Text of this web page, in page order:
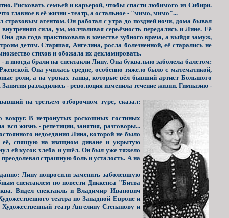
Рисковать семьей и карьерой, чтобы спасти любимого из Сибири.
главное в её жизни - театр, а остальное - "мимо, мимо"...
агентом. Он работал с утра до поздней ночи, дома бывал
сила, ум, молчаливая серьёзность передались и Лине. Её
два года практиковала в качестве зубного врача, а выйдя замуж,
детям. Старшая, Ангелина, росла болезненной, её старались не
стихов и обожала их декламировать.
иногда брали на спектакли Лину. Она буквально заболела балетом:
Она училась средне, особенно тяжело было с математикой,
роли, а на уроках танца, которые вёл бывший артист Большого
разладились - революция изменила течение жизни. Гимназию -
на третьем отборочном туре, сказал:
вокруг. В нетронутых роскошных гостиных
вся жизнь - репетиции, занятия, разговоры...
недоедания Лина, которой не было
её, спящую на изящном диване и укрытую
ей кусок хлеба и ушёл. Он был уже тяжело
страшную боль и усталость. А на
Лину попросили заменить заболевшую
спектаклем по повести Диккенса "Битва
Видел спектакль и Владимир Иванович
театра по Западной Европе и
театр Ангелину Степанову и